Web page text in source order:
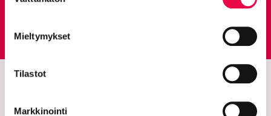
Mieltymykset
Tilastot
Markkinointi
Siirtyy ulkoiselle